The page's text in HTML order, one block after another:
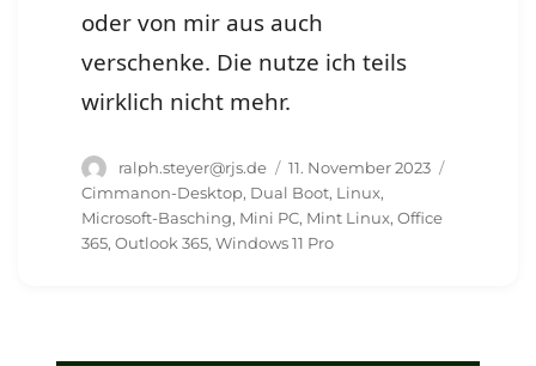
oder von mir aus auch
verschenke. Die nutze ich teils
wirklich nicht mehr.
Autor
ralph.steyer@rjs.de
Veröffentlicht
am
11. November 2023
Cimmanon-Desktop, Dual Boot, Linux,
Microsoft-Basching, Mini PC, Mint Linux,Office
365,Outlook 365,Windows 11 Pro